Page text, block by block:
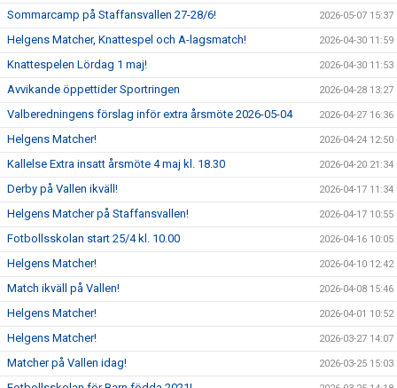
Sommarcamp på Staffansvallen 27-28/6! 2026-05-07 15:37
Helgens Matcher, Knattespel och A-lagsmatch! 2026-04-30 11:59
Knattespelen Lördag 1 maj! 2026-04-30 11:53
Avvikande öppettider Sportringen 2026-04-28 13:27
Valberedningens förslag inför extra årsmöte 2026-05-04 2026-04-27 16:36
Helgens Matcher! 2026-04-24 12:50
Kallelse Extra insatt årsmöte 4 maj kl. 18.30 2026-04-20 21:34
Derby på Vallen ikväll! 2026-04-17 11:34
Helgens Matcher på Staffansvallen! 2026-04-17 10:55
Fotbollsskolan start 25/4 kl. 10.00 2026-04-16 10:05
Helgens Matcher! 2026-04-10 12:42
Match ikväll på Vallen! 2026-04-08 15:46
Helgens Matcher! 2026-04-01 10:52
Helgens Matcher! 2026-03-27 14:07
Matcher på Vallen idag! 2026-03-25 15:03